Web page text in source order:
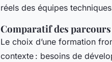
réels des équipes
Comparatif des
Le choix d’une formation
contexte : besoins de